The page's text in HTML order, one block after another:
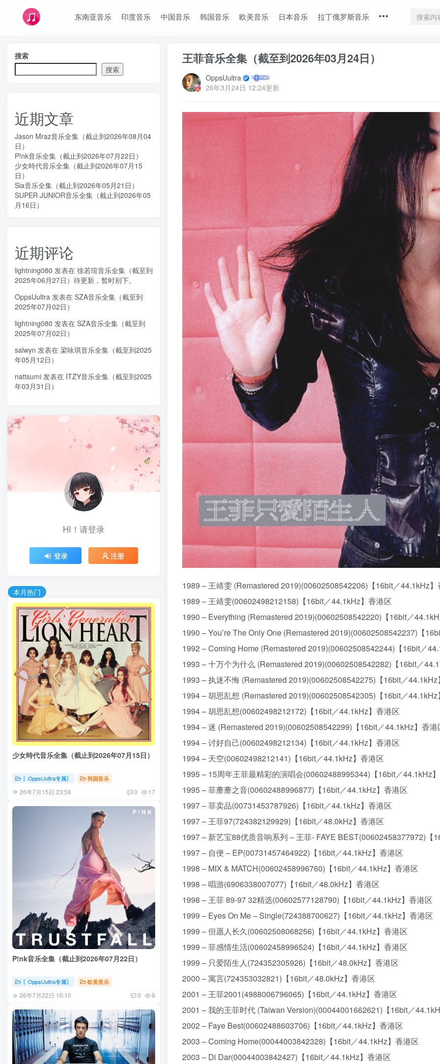
东南亚音乐 印度音乐 中国音乐 韩国音乐 欧美音乐 日本音乐 拉丁俄罗斯音乐
王菲音乐全集（截至到2026年03月24日）
OppsUultra
26年3月24日 12:24更新
1989 – 王靖雯 (Remastered 2019)(00602508542206)【16bit／44.1kHz】
1989 – 王靖雯(00602498212158)【16bit／44.1kHz】香港区
1990 – Everything (Remastered 2019)(00602508542220)【16bit／
1990 – You’re The Only One (Remastered 2019)(00602508542237)【
1992 – Coming Home (Remastered 2019)(00602508542244)【16bit／
1993 – 十万个为什么 (Remastered 2019)(00602508542282)【16bit／
1993 – 执迷不悔 (Remastered 2019)(00602508542275)【16bit／
1994 – 胡思乱想 (Remastered 2019)(00602508542305)【16bit／
1994 – 胡思乱想(00602498212172)【16bit／44.1kHz】香港区
1994 – 迷 (Remastered 2019)(00602508542299)【16bit／44.1kHz】香港
1994 – 讨好自己(00602498212134)【16bit／44.1kHz】香港区
1994 – 天空(00602498212141)【16bit／44.1kHz】香港区
1995 – 15周年王菲最精彩的演唱会(00602488995344)【16bit／44.1kHz
1995 – 菲蘼蘼之音(00602488996877)【16bit／44.1kHz】香港区
1997 – 菲卖品(00731453787926)【16bit／44.1kHz】香港区
1997 – 王菲97(724382129929)【16bit／48.0kHz】香港区
1997 – 新艺宝88优质音响系列 – 王菲- FAYE BEST(00602458377972)【
1997 – 自便 – EP(00731457464922)【16bit／44.1kHz】香港区
1998 – MIX & MATCH(00602458996760)【16bit／44.1kHz】香港区
1998 – 唱游(6906338007077)【16bit／48.0kHz】香港区
1998 – 王菲 89-97 32精选(00602577128790)【16bit／44.1kHz】香港区
1999 – Eyes On Me – Single(724388700627)【16bit／44.1kHz】香港区
1999 – 但愿人长久(00602508068256)【16bit／44.1kHz】香港区
1999 – 菲感情生活(00602458996524)【16bit／44.1kHz】香港区
1999 – 只爱陌生人(724352305926)【16bit／48.0kHz】香港区
2000 – 寓言(724353032821)【16bit／48.0kHz】香港区
2001 – 王菲2001(4988006796065)【16bit／44.1kHz】香港区
2001 – 我的王菲时代 (Taiwan Version)(00044001662621)【16bit／
2002 – Faye Best(00602488603706)【16bit／44.1kHz】香港区
2003 – Coming Home(00044003842328)【16bit／44.1kHz】香港区
2003 – Di Dar(00044003842427)【16bit／44.1kHz】香港区
搜索
搜索
近期文章
Jason Mraz音乐全集（截止到2026年08月04
日）
P!nk音乐全集（截止到2026年07月22日）
少女時代音乐全集（截止到2026年07月15
日）
Sia音乐全集（截止到2026年05月21日）
SUPER JUNIOR音乐全集（截止到2026年05
月16日）
近期评论
lightning080 发表在 徐若瑄音乐全集（截至到
2025年06月27日）待更新，暂时别下。
OppsUultra 发表在 SZA音乐全集（截至到
2025年07月02日）
lightning080 发表在 SZA音乐全集（截至到
2025年07月02日）
salwyn 发表在 梁咏琪音乐全集（截至到2025
年05月12日）
nattsumi 发表在 ITZY音乐全集（截至到2025
年03月31日）
HI！请登录
登录 注册
本月热门
少女時代音乐全集（截止到2026年07月15日）
〖OppsUultra专属〗 韩国音乐
26年7月15日 23:56 0 17
P!nk音乐全集（截止到2026年07月22日）
〖OppsUultra专属〗 欧美音乐
26年7月22日 16:10 0 9